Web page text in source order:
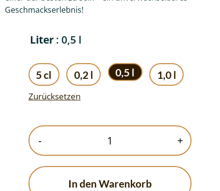
Geschmackserlebnis!
Liter : 0,5 l
5 cl 0,2 l 0,5 l 1,0 l
Zurücksetzen
-
Menge
+
In den Warenkorb